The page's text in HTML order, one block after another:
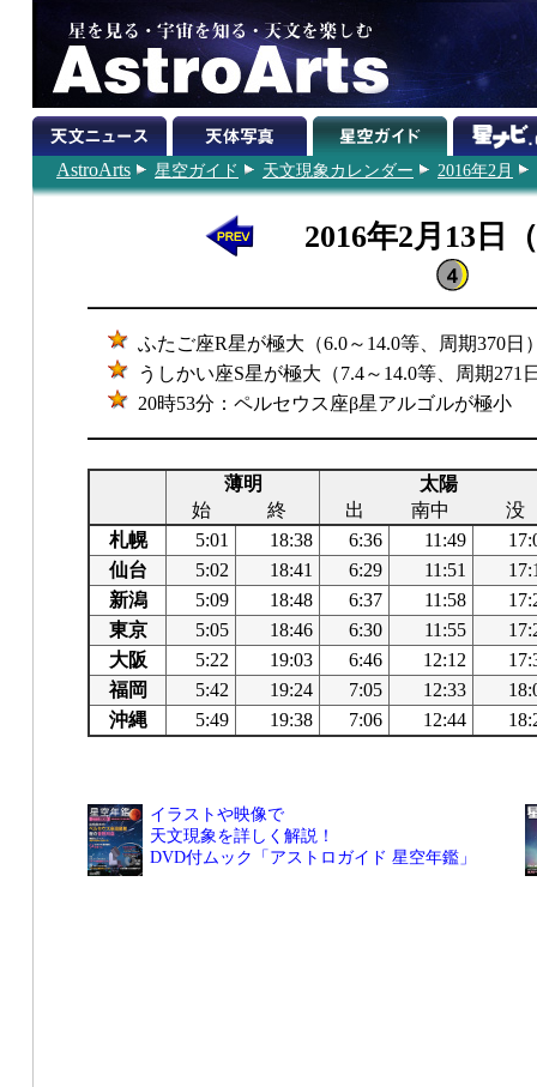
AstroArts 星空ガイド 天文現象カレンダー 2016年2月
2016年2月13日
ふたご座R星が極大（6.0～14.0等、周期370日
うしかい座S星が極大（7.4～14.0等、周期271
20時53分：ペルセウス座β星アルゴルが極小
薄明
太陽
始
終 出 南中
没
札幌
5:01 18:38 6:36 11:49
仙台
5:02 18:41 6:29 11:51
新潟
5:09 18:48 6:37 11:58
東京
5:05 18:46 6:30 11:55
大阪
5:22 19:03 6:46 12:12
福岡
5:42 19:24 7:05 12:33
沖縄
5:49 19:38 7:06 12:44
イラストや映像で
天文現象を詳しく解説！
DVD付ムック「アストロガイド 星空年鑑」